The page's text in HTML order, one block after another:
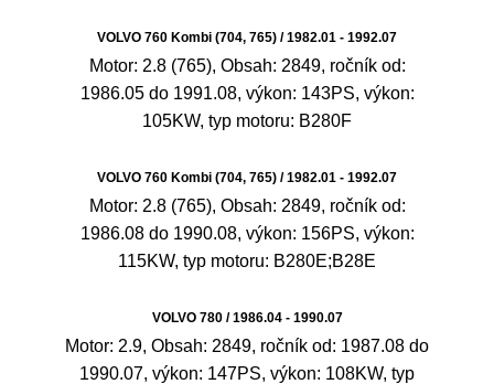
VOLVO 760 Kombi (704, 765) / 1982.01 - 1992.07
Motor: 2.8 (765), Obsah: 2849, ročník od:
1986.05 do 1991.08, výkon: 143PS, výkon:
105KW, typ motoru: B280F
VOLVO 760 Kombi (704, 765) / 1982.01 - 1992.07
Motor: 2.8 (765), Obsah: 2849, ročník od:
1986.08 do 1990.08, výkon: 156PS, výkon:
115KW, typ motoru: B280E;B28E
VOLVO 780 / 1986.04 - 1990.07
Motor: 2.9, Obsah: 2849, ročník od: 1987.08 do
1990.07, výkon: 147PS, výkon: 108KW, typ